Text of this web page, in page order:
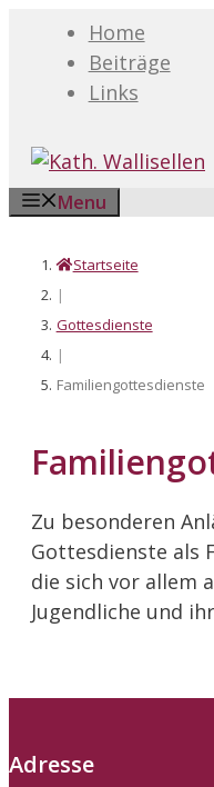
Home
Beiträge
Links
Menu
Startseite
|
Gottesdienste
|
Familiengottesdienste
Zu besonderen
Gottesdienste als
die sich vor allem
Jugendliche und
Adresse